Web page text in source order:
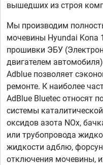
вышедших из строя
Мы производим
мочевины Hyundai Kona
прошивки ЭБУ
двигателем
Adblue позволяет
ремонте. К наиболее
AdBlue Bluetec относят
системы
оксидов азота NOx,
или трубопровода
жидкости адблю,
отключения мочевины,